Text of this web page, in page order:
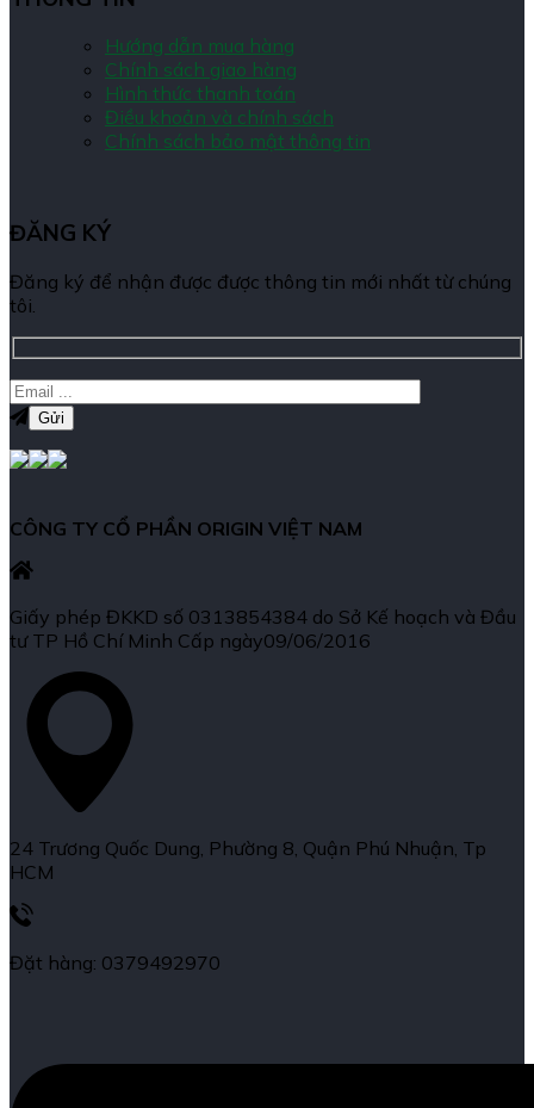
Hướng dẫn mua hàng
Chính sách giao hàng
Hình thức thanh toán
Điều khoản và chính sách
Chính sách bảo mật thông tin
ĐĂNG KÝ
Đăng ký để nhận được được thông tin mới nhất từ chúng
tôi.
CÔNG TY CỔ PHẦN ORIGIN VIỆT NAM
Giấy phép ĐKKD số 0313854384 do Sở Kế hoạch và Đầu
tư TP Hồ Chí Minh Cấp ngày09/06/2016
24 Trương Quốc Dung, Phường 8, Quận Phú Nhuận, Tp
HCM
Đặt hàng: 0379492970